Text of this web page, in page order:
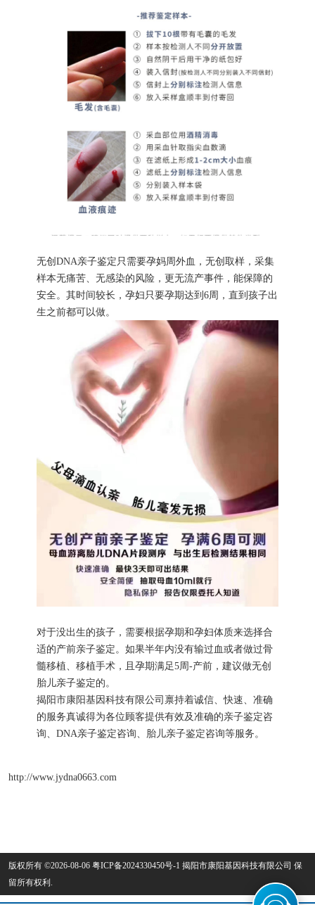
无创DNA亲子鉴定只需要孕妈周外血，无创取样，采集
样本无痛苦、无感染的风险，更无流产事件，能保障的
安全。其时间较长，孕妇只要孕期达到6周，直到孩子出
生之前都可以做。
对于没出生的孩子，需要根据孕期和孕妇体质来选择合
适的产前亲子鉴定。如果半年内没有输过血或者做过骨
髓移植、移植手术，且孕期满足5周-产前，建议做无创
胎儿亲子鉴定的。
揭阳市康阳基因科技有限公司禀持着诚信、快速、准确
的服务真诚得为各位顾客提供有效及准确的亲子鉴定咨
询、DNA亲子鉴定咨询、胎儿亲子鉴定咨询等服务。
http://www.jydna0663.com
版权所有 ©2026-08-06 粤ICP备2024330450号-1 揭阳市康阳基因科技有限公司 保
留所有权利.